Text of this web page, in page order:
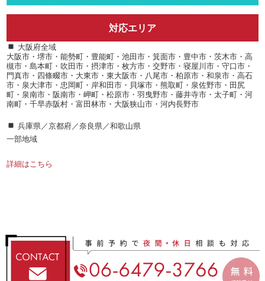
対応エリア
大阪府全域
大阪市・堺市・能勢町・豊能町・池田市・箕面市・豊中市・茨木市・高
槻市・島本町・吹田市・摂津市・枚方市・交野市・寝屋川市・守口市・
門真市・四條畷市・大東市・東大阪市・八尾市・柏原市・和泉市・高石
市・泉大津市・忠岡町・岸和田市・貝塚市・熊取町・泉佐野市・田尻
町・泉南市・阪南市・岬町・松原市・羽曳野市・藤井寺市・太子町・河
南町・千早赤阪村・富田林市・大阪狭山市・河内長野市
兵庫県／京都府／奈良県／和歌山県
一部地域
詳細はこちら